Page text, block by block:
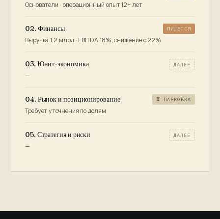
Основатели · операционный опыт 12+ лет
02. Финансы
Выручка 1,2 млрд · EBITDA 18%, снижение с 22%
ПИШЕТСЯ
03. Юнит-экономика
—
ДАЛЕЕ
04. Рынок и позиционирование
Требует уточнения по долям
⏳ ПАРКОВКА
05. Стратегия и риски
—
ДАЛЕЕ